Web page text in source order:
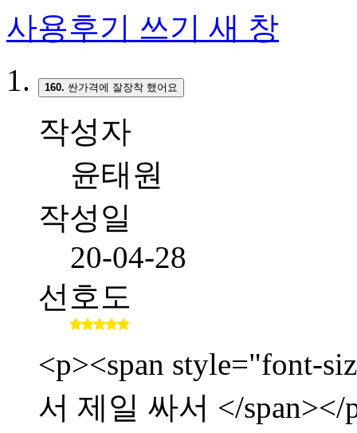
사용후기 쓰기 새 창
160. 싼가격에 잘장착 했어요
작성자
윤태원
작성일
20-04-28
선호도
<p><span style="font-
서 제일 싸서 </span></